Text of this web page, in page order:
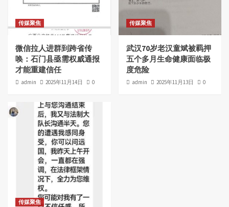
传媒聚焦
微信拉人进群到跨省传
唤：石门县亟需权威通报
才能重建信任
admin 2025年11月14日 0
传媒聚焦
武汉70岁老汉童斌被羁押
五个多月生命健康面临极
度危险
admin 2025年11月13日 0
传媒聚焦